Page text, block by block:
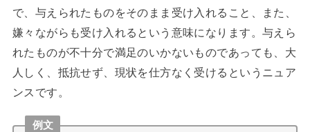
で、与えられたものをそのまま受け入れること、また、
嫌々ながらも受け入れるという意味になります。与えら
れたものが不十分で満足のいかないものであっても、大
人しく、抵抗せず、現状を仕方なく受けるというニュア
ンスです。
例文